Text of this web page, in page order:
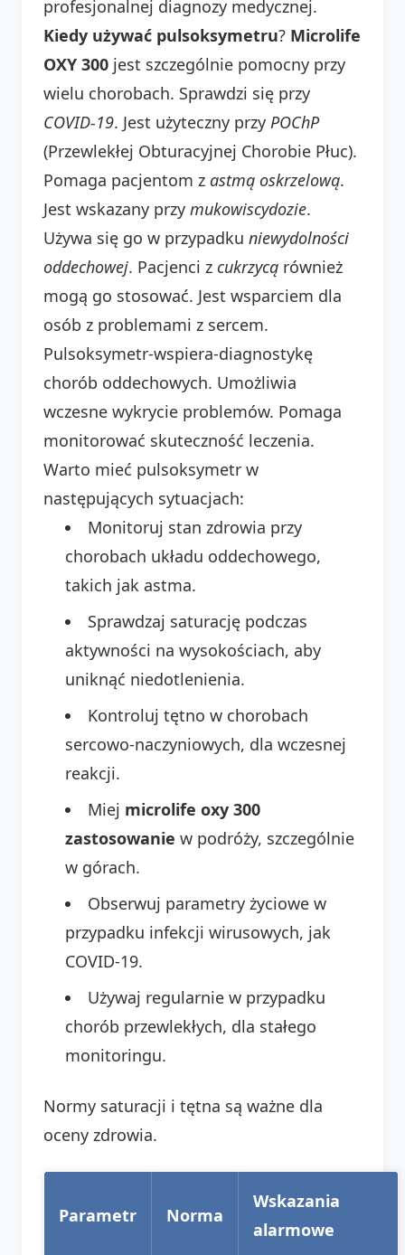
profesjonalnej diagnozy medycznej.
Kiedy używać pulsoksymetru? Microlife
OXY 300 jest szczególnie pomocny przy
wielu chorobach. Sprawdzi się przy
COVID-19. Jest użyteczny przy POChP
(Przewlekłej Obturacyjnej Chorobie Płuc).
Pomaga pacjentom z astmą oskrzelową.
Jest wskazany przy mukowiscydozie.
Używa się go w przypadku niewydolności
oddechowej. Pacjenci z cukrzycą również
mogą go stosować. Jest wsparciem dla
osób z problemami z sercem.
Pulsoksymetr-wspiera-diagnostykę
chorób oddechowych. Umożliwia
wczesne wykrycie problemów. Pomaga
monitorować skuteczność leczenia.
Warto mieć pulsoksymetr w
następujących sytuacjach:
Monitoruj stan zdrowia przy
chorobach układu oddechowego,
takich jak astma.
Sprawdzaj saturację podczas
aktywności na wysokościach, aby
uniknąć niedotlenienia.
Kontroluj tętno w chorobach
sercowo-naczyniowych, dla wczesnej
reakcji.
Miej microlife oxy 300
zastosowanie w podróży, szczególnie
w górach.
Obserwuj parametry życiowe w
przypadku infekcji wirusowych, jak
COVID-19.
Używaj regularnie w przypadku
chorób przewlekłych, dla stałego
monitoringu.
Normy saturacji i tętna są ważne dla
oceny zdrowia.
Parametr Norma
Wskazania
alarmowe